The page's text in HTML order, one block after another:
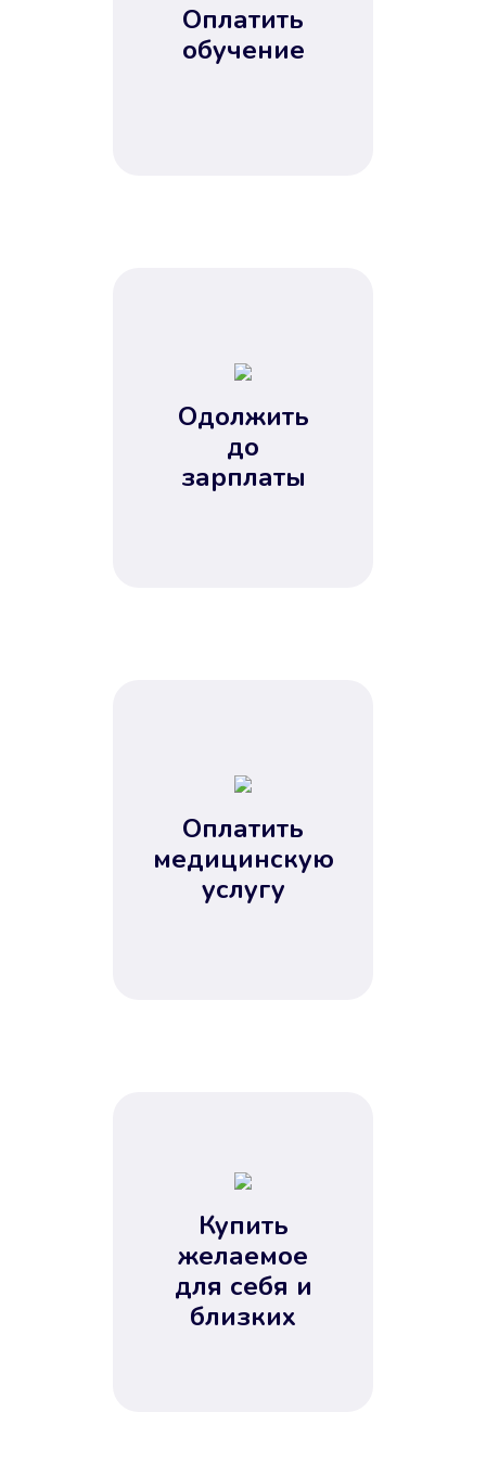
Оплатить
обучение
Одолжить
до
зарплаты
Оплатить
медицинскую
услугу
Купить
желаемое
для себя и
близких